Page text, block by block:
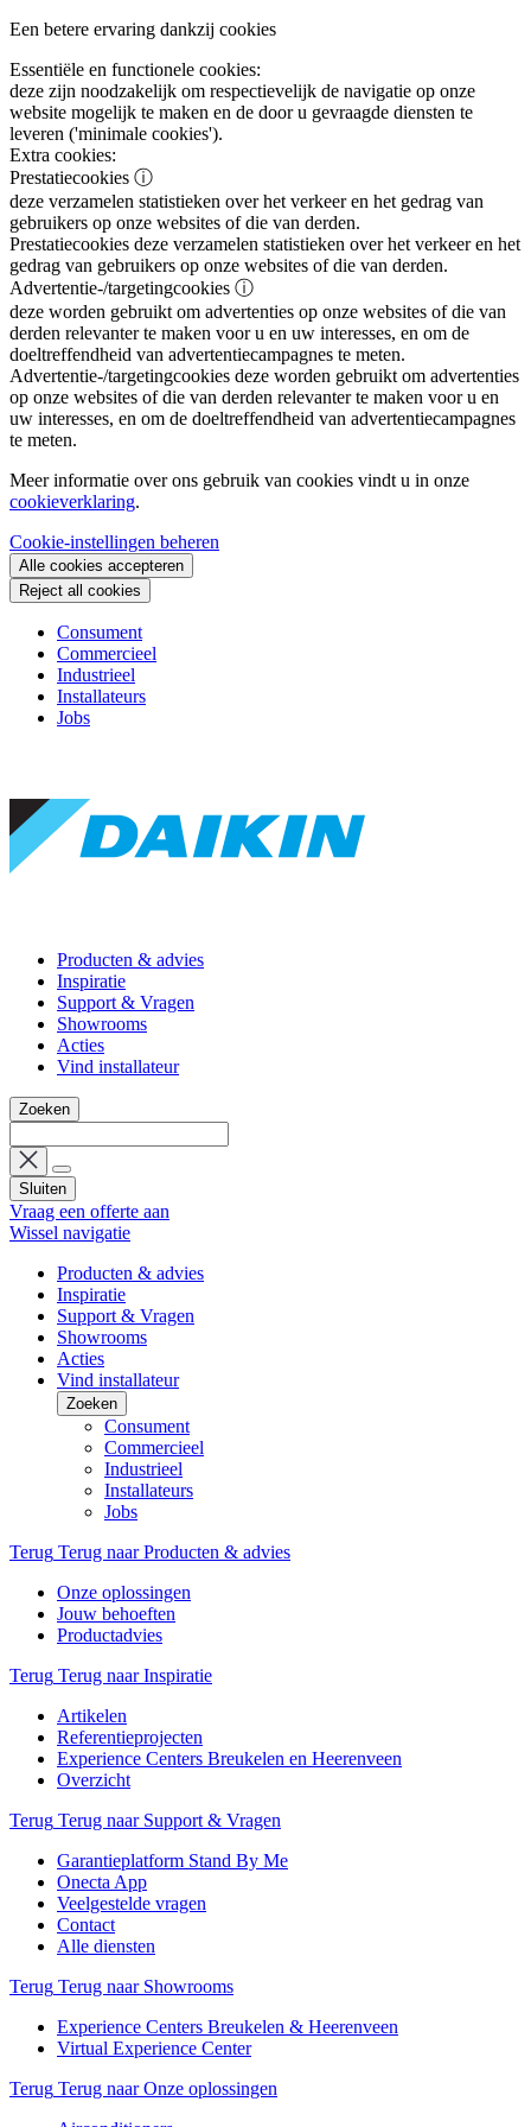
Een betere ervaring dankzij cookies
Essentiële en functionele cookies:
deze zijn noodzakelijk om respectievelijk de navigatie op onze
website mogelijk te maken en de door u gevraagde diensten te
leveren ('minimale cookies').
Extra cookies:
Prestatiecookies ⓘ
deze verzamelen statistieken over het verkeer en het gedrag van
gebruikers op onze websites of die van derden.
Prestatiecookies deze verzamelen statistieken over het verkeer en het
gedrag van gebruikers op onze websites of die van derden.
Advertentie-/targetingcookies ⓘ
deze worden gebruikt om advertenties op onze websites of die van
derden relevanter te maken voor u en uw interesses, en om de
doeltreffendheid van advertentiecampagnes te meten.
Advertentie-/targetingcookies deze worden gebruikt om advertenties
op onze websites of die van derden relevanter te maken voor u en
uw interesses, en om de doeltreffendheid van advertentiecampagnes
te meten.
Meer informatie over ons gebruik van cookies vindt u in onze
cookieverklaring.
Cookie-instellingen beheren
Alle cookies accepteren
Reject all cookies
Consument
Commercieel
Industrieel
Installateurs
Jobs
Producten & advies
Inspiratie
Support & Vragen
Showrooms
Acties
Vind installateur
Zoeken
Sluiten
Vraag een offerte aan
Wissel navigatie
Producten & advies
Inspiratie
Support & Vragen
Showrooms
Acties
Vind installateur
Zoeken
Consument
Commercieel
Industrieel
Installateurs
Jobs
Terug Terug naar Producten & advies
Onze oplossingen
Jouw behoeften
Productadvies
Terug Terug naar Inspiratie
Artikelen
Referentieprojecten
Experience Centers Breukelen en Heerenveen
Overzicht
Terug Terug naar Support & Vragen
Garantieplatform Stand By Me
Onecta App
Veelgestelde vragen
Contact
Alle diensten
Terug Terug naar Showrooms
Experience Centers Breukelen & Heerenveen
Virtual Experience Center
Terug Terug naar Onze oplossingen